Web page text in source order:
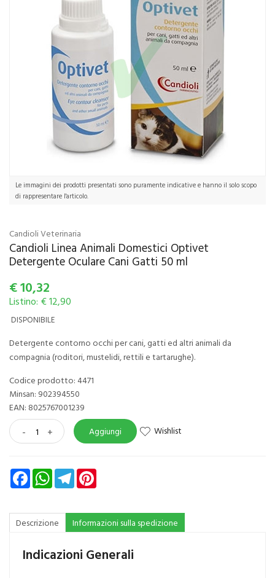
Le immagini dei prodotti presentati sono puramente indicative e hanno il solo scopo
di rappresentare l'articolo.
Candioli Veterinaria
Candioli Linea Animali Domestici Optivet
Detergente Oculare Cani Gatti 50 ml
€10,32
Listino: € 12,90
DISPONIBILE
Detergente contorno occhi per cani, gatti ed altri animali da
compagnia (roditori, mustelidi, rettili e tartarughe).
Codice prodotto: 4471
Minsan: 902394550
EAN: 8025767001239
- + Aggiungi Wishlist
FacebookWhatsAppTelegram
Descrizione Informazioni sulla spedizione
Indicazioni Generali